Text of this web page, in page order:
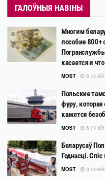
ГАЛОЎНЫЯ НАВІНЫ
Многим
пособие 800+
касается и
MOST 6
Польские
фуру, которая
кажется
MOST 6
Беларусаў
Годнасці. Спіс
MOST 6